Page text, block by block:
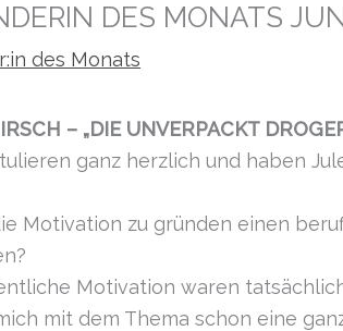
DES MONATS
des Monats
– „DIE UNVERPACKT
ganz herzlich und haben
Motivation zu gründen einen
Motivation waren
mit dem Thema schon eine